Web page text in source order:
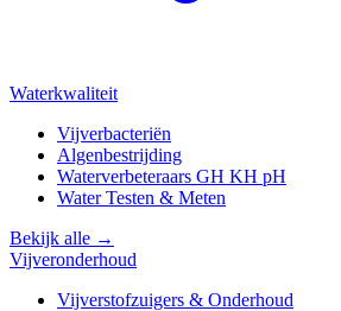
Waterkwaliteit
Vijverbacteriën
Algenbestrijding
Waterverbeteraars GH KH pH
Water Testen & Meten
Bekijk alle →
Vijveronderhoud
Vijverstofzuigers & Onderhoud